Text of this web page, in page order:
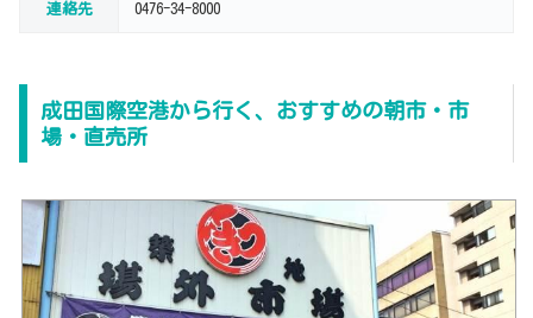
連絡先 0476-34-8000
成田国際空港から行く、おすすめの朝市・市
場・直売所